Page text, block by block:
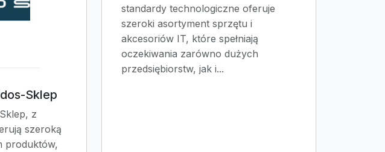
Sklep
z
szeroką
produktów,
standardy technologiczne oferuje
szeroki asortyment sprzętu i
akcesoriów IT, które spełniają
oczekiwania zarówno dużych
przedsiębiorstw, jak i...